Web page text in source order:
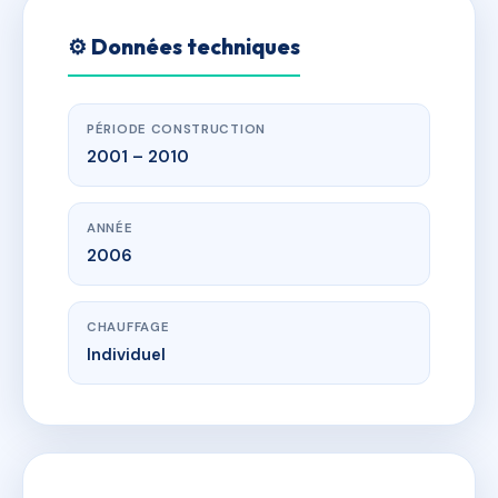
⚙️ Données techniques
PÉRIODE CONSTRUCTION
2001 – 2010
ANNÉE
2006
CHAUFFAGE
Individuel